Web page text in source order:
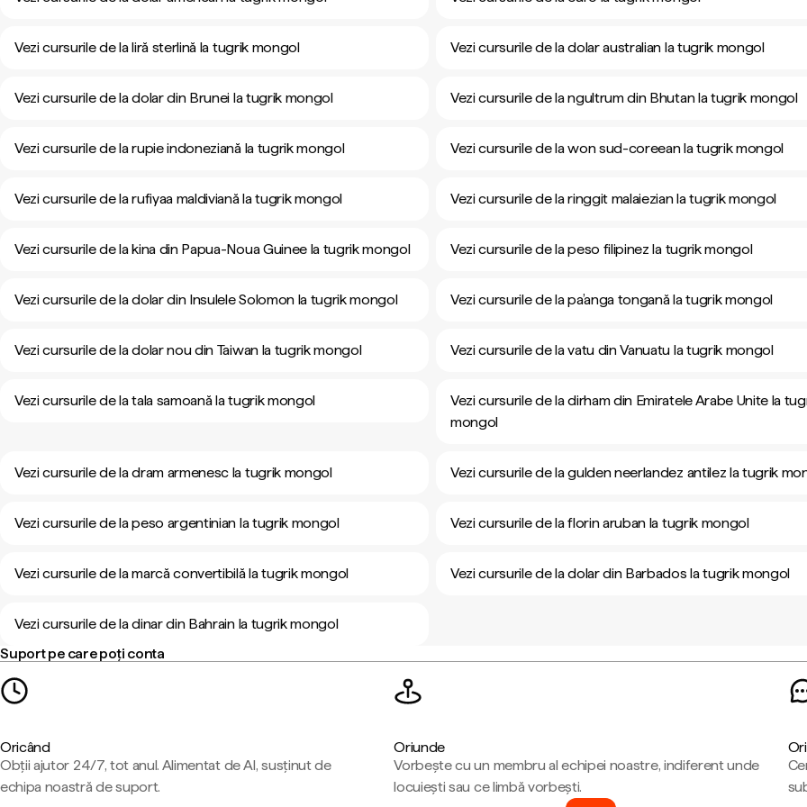
Vezi cursurile de la liră sterlină la tugrik mongol Vezi cursurile de la dolar australian la tugrik mongol
Vezi cursurile de la dolar din Brunei la tugrik mongol Vezi cursurile de la ngultrum din Bhutan la tugrik mongol
Vezi cursurile de la rupie indoneziană la tugrik mongol Vezi cursurile de la won sud-coreean la tugrik mongol
Vezi cursurile de la rufiyaa maldiviană la tugrik mongol Vezi cursurile de la ringgit malaiezian la tugrik mongol
Vezi cursurile de la kina din Papua-Noua Guinee la tugrik mongol Vezi cursurile de la peso filipinez la tugrik mongol
Vezi cursurile de la dolar din Insulele Solomon la tugrik mongol Vezi cursurile de la pa’anga tongană la tugrik mongol
Vezi cursurile de la dolar nou din Taiwan la tugrik mongol Vezi cursurile de la vatu din Vanuatu la tugrik mongol
Vezi cursurile de la tala samoană la tugrik mongol
Vezi cursurile de la dirham din Emiratele Arabe Unite la
mongol
Vezi cursurile de la dram armenesc la tugrik mongol Vezi cursurile de la gulden neerlandez antilez la tugrik
Vezi cursurile de la peso argentinian la tugrik mongol Vezi cursurile de la florin aruban la tugrik mongol
Vezi cursurile de la marcă convertibilă la tugrik mongol Vezi cursurile de la dolar din Barbados la tugrik mongol
Vezi cursurile de la dinar din Bahrain la tugrik mongol
Suport pe care poți conta
Oricând
Obții ajutor 24/7, tot anul. Alimentat de AI, susținut de
echipa noastră de suport.
Oriunde
Vorbește cu un membru al echipei noastre, indiferent unde
locuiești sau ce limbă vorbești.